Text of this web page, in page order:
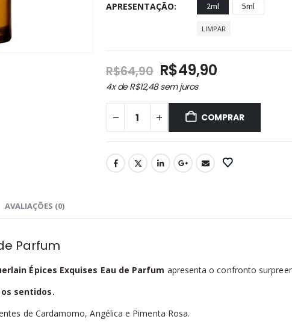
APRESENTAÇÃO 2ml 5ml
LIMPAR
R$64,90 O
preço
original
era:
R$64,90.
R$49,90O
atual
é:
R$49,90.
4x deR$12,48sem juros
COMPRAR
AVALIAÇÕES (0)
Parfum
Épices Exquises Eau de Parfum apresenta o confronto
sentidos.
de Cardamomo, Angélica e Pimenta Rosa.